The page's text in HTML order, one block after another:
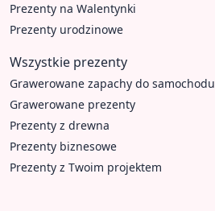
Prezenty na Walentynki
Prezenty urodzinowe
Wszystkie prezenty
Grawerowane zapachy do samochodu
Grawerowane prezenty
Prezenty z drewna
Prezenty biznesowe
Prezenty z Twoim projektem